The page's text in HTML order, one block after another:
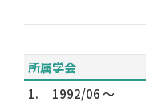
所属学会
1.
1992/06 ～